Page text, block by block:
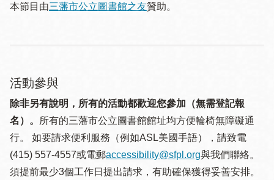
本節目由三藩市公立圖書館之友贊助。
活動參與
除非另有說明，所有的活動都歡迎您參加（無需登記報
名）。
所有的三藩市公立圖書館館址均方便輪椅無障礙通
行。 如要請求便利服務（例如ASL美國手語），請致電
(415) 557-4557或電郵accessibility@sfpl.org與我們聯絡。
須提 前最少3個工作日提出請求，有助確保獲得妥善安排。